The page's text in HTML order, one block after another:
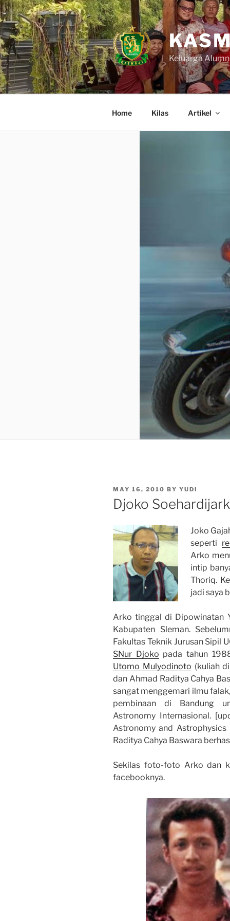
Skip
to
content
Keluarga
Home Kilas Artikel
POSTED
ON
MAY 16, 2010 BY YUDI
Djoko
Joko
seperti
Arko
intip
Thoriq.
jadi saya
Arko tinggal di Dipowinatan
Kabupaten Sleman.
Fakultas Teknik Jurusan Sipil
SNur Djoko pada tahun
Utomo Mulyodinoto (kuliah
dan Ahmad Raditya Cahya
sangat menggemari ilmu
pembinaan di Bandung
Astronomy Internasional.
Astronomy and
Raditya Cahya Baswara
Sekilas foto-foto Arko dan
facebooknya.